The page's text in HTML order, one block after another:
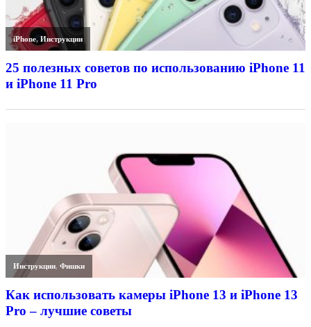
iPhone,Инструкции
25 полезных советов по использованию iPhone 11
и iPhone 11 Pro
Инструкции,Фишки
Как использовать камеры iPhone 13 и iPhone 13
Pro – лучшие советы